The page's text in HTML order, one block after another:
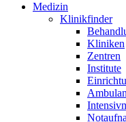
Medizin
Klinikfinder
Kliniken
Zentren
Institute